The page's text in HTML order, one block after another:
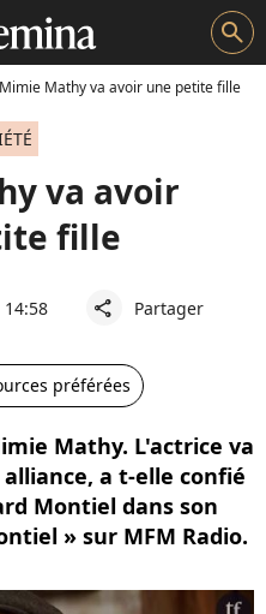
search
Mimie Mathy va avoir une petite fille
va avoir
fille
share Partager
préférées
Mathy. L'actrice va
a t-elle confié
Montiel dans son
» sur MFM Radio.